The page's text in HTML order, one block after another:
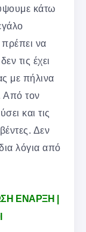
κάτω
να
τις έχει
με πήλινα
Από τον
και τις
Δεν
λόγια από
ΕΝΑΡΞΗ |